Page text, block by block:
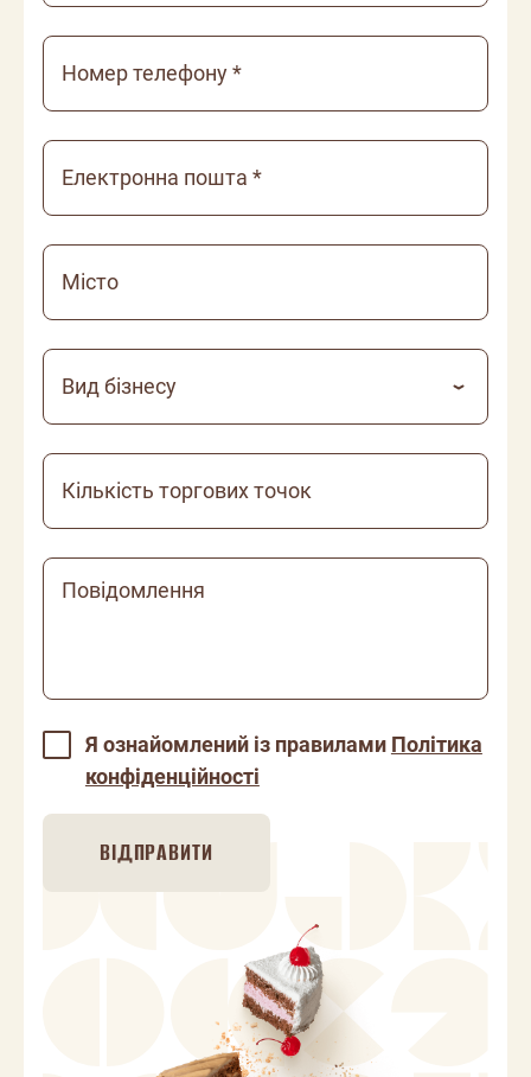
Номер телефону *
Електронна пошта *
Місто
Вид бізнесу
Кількість торгових точок
Повідомлення
Я ознайомлений із правилами Політика
конфіденційності
ВІДПРАВИТИ